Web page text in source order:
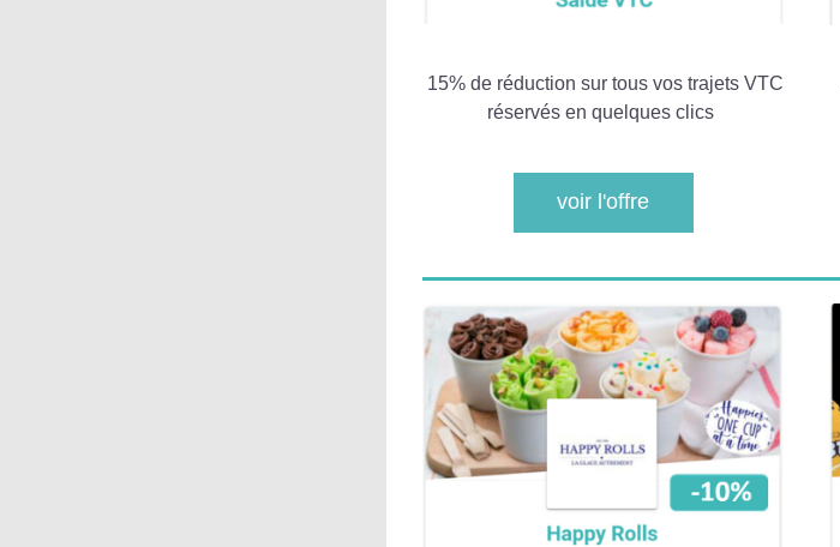
15% de réduction sur tous vos trajets VTC
réservés en quelques clics
voir l'offre